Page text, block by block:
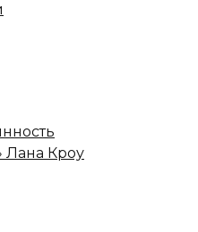
Лана Кроу